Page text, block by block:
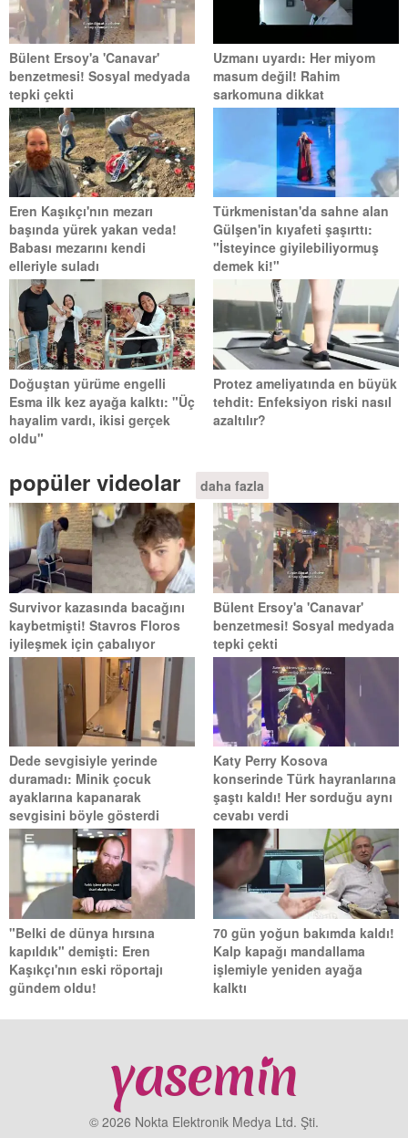
Bülent Ersoy'a 'Canavar'
benzetmesi! Sosyal medyada
tepki çekti
Uzmanı uyardı: Her miyom
masum değil! Rahim
sarkomuna dikkat
Eren Kaşıkçı'nın mezarı
başında yürek yakan veda!
Babası mezarını kendi
elleriyle suladı
Türkmenistan'da sahne alan
Gülşen'in kıyafeti şaşırttı:
"İsteyince giyilebiliyormuş
demek ki!"
Doğuştan yürüme engelli
Esma ilk kez ayağa kalktı: "Üç
hayalim vardı, ikisi gerçek
oldu"
Protez ameliyatında en büyük
tehdit: Enfeksiyon riski nasıl
azaltılır?
popüler videolar daha fazla
Survivor kazasında bacağını
kaybetmişti! Stavros Floros
iyileşmek için çabalıyor
Bülent Ersoy'a 'Canavar'
benzetmesi! Sosyal medyada
tepki çekti
Dede sevgisiyle yerinde
duramadı: Minik çocuk
ayaklarına kapanarak
sevgisini böyle gösterdi
Katy Perry Kosova
konserinde Türk hayranlarına
şaştı kaldı! Her sorduğu aynı
cevabı verdi
"Belki de dünya hırsına
kapıldık" demişti: Eren
Kaşıkçı'nın eski röportajı
gündem oldu!
70 gün yoğun bakımda kaldı!
Kalp kapağı mandallama
işlemiyle yeniden ayağa
kalktı
© 2026 Nokta Elektronik Medya Ltd. Şti.